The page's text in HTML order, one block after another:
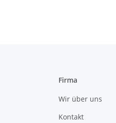
Firma
Wir über uns
Kontakt